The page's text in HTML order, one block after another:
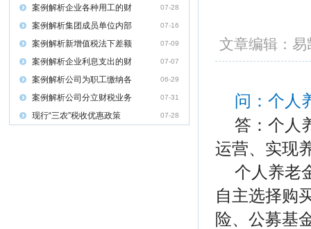
案例解析企业各种用工的财 07-28
案例解析集团成员单位内部 07-16
案例解析新增值税法下差额 07-09
案例解析企业利息支出的财 07-07
案例解析公司为职工缴纳各 06-29
案例解析公司分立财税业务 07-31
现行“三农”税收优惠政策 07-28
文章编辑
问：个人
答：个人
运营、实现
个人养老
自主选择购
险、公募基